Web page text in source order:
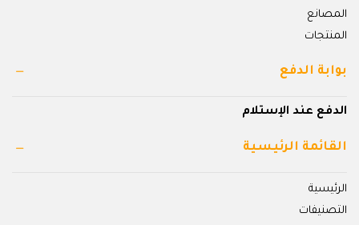
المصانع
المنتجات
بوابة الدفع
الدفع عند الإستلام
القائمة الرئيسية
الرئيسية
التصنيفات